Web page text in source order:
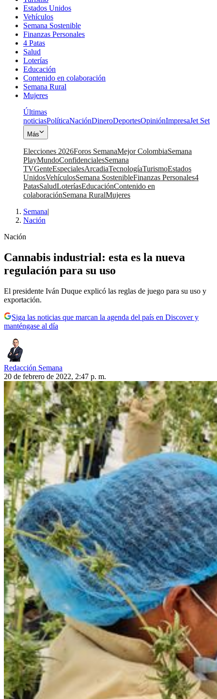
Estados Unidos
Vehículos
Semana Sostenible
Finanzas Personales
4 Patas
Salud
Loterías
Educación
Contenido en colaboración
Semana Rural
Mujeres
Últimas
noticiasPolíticaNaciónDineroDeportesOpiniónImpresaJet Set
Más
Elecciones 2026Foros SemanaMejor ColombiaSemana
PlayMundoConfidencialesSemana
TVGenteEspecialesArcadiaTecnologíaTurismoEstados
UnidosVehículosSemana SostenibleFinanzas Personales4
PatasSaludLoteríasEducaciónContenido en
colaboraciónSemana RuralMujeres
Semana|
Nación
Nación
Cannabis industrial: esta es la nueva
regulación para su uso
El presidente Iván Duque explicó las reglas de juego para su uso y
exportación.
Siga las noticias que marcan la agenda del país en Discover y
manténgase al día
Redacción Semana
20 de febrero de 2022, 2:47 p. m.